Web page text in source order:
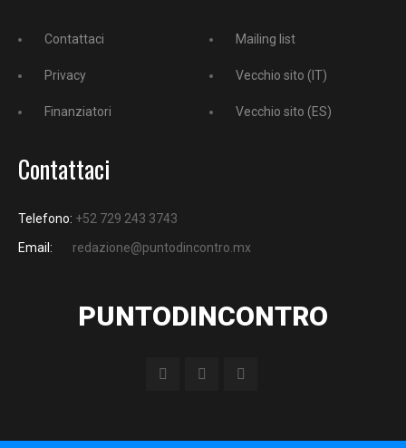
Contattaci
Privacy
Finanziatori
Mailing list
Vecchio sito (IT)
Vecchio sito (ES)
Contattaci
Telefono: +52 729 243 3743
Email:
redazione@puntodincontro.mx
PUNTODINCONTRO